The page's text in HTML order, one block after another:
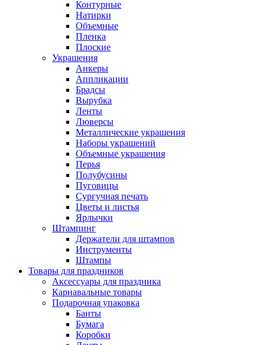
Контурные
Натирки
Объемные
Пленка
Плоские
Украшения
Анкеры
Аппликации
Брадсы
Вырубка
Ленты
Люверсы
Металлические украшения
Наборы украшений
Объемные украшения
Перья
Полубусины
Пуговицы
Сургучная печать
Цветы и листья
Ярлычки
Штампинг
Держатели для штампов
Инструменты
Штампы
Товары для праздников
Аксессуары для праздника
Карнавальные товары
Подарочная упаковка
Банты
Бумага
Коробки